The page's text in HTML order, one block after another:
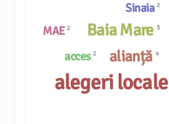
Sinaia 2
acces 2 alianță 4
MAE 2 Baia Mare 5
alegeri locale